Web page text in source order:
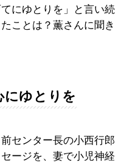
にゆとりを」と言い続
ことは？薫さんに聞き
にゆとりを
センター長の小西行郎
ージを、妻で小児神経